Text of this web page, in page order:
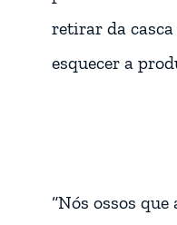
retirar da
esquecer a
“Nós ossos